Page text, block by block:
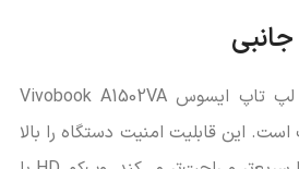
یکی از ویژگی‌های مهم لپ تاپ ایسوس Vivobook A1502VA
این قابلیت امنیت دستگاه را بالا